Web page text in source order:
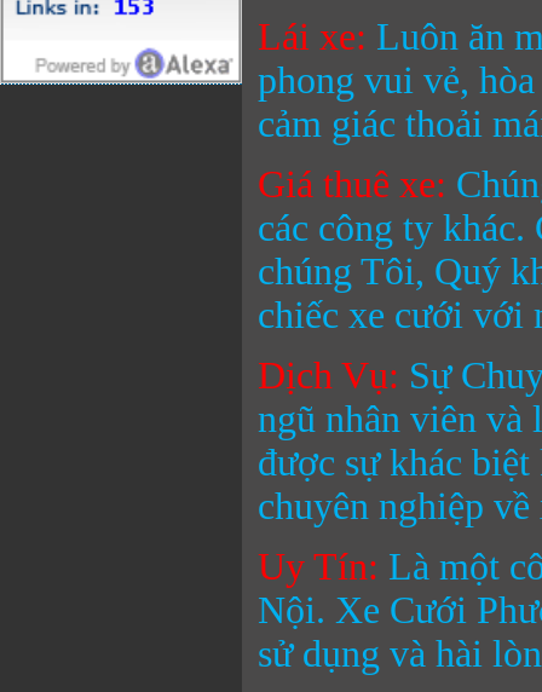
Lái xe: Luôn ăn
phong vui vẻ,
cảm giác thoải
Giá thuê xe:
các công ty
chúng Tôi, Quý
chiếc xe cưới với
Dịch Vụ: Sự
ngũ nhân viên và
được sự khác
chuyên nghiệp
Uy Tín: Là một
Nội. Xe Cưới
sử dụng và hài